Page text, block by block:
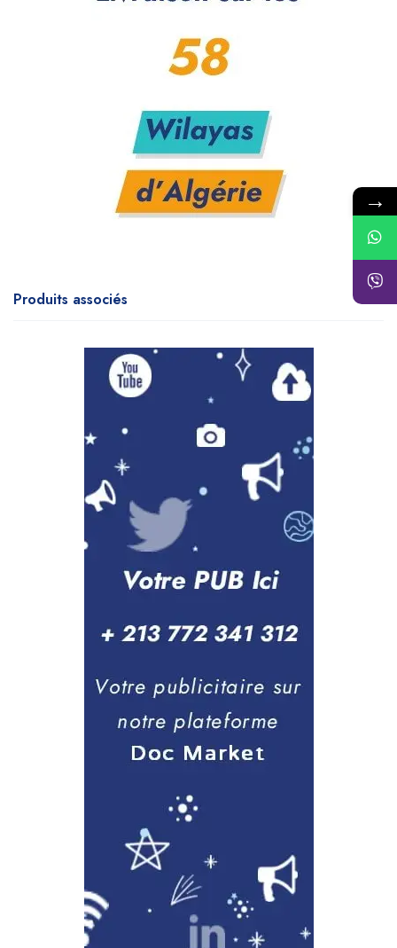
Produits associés
→